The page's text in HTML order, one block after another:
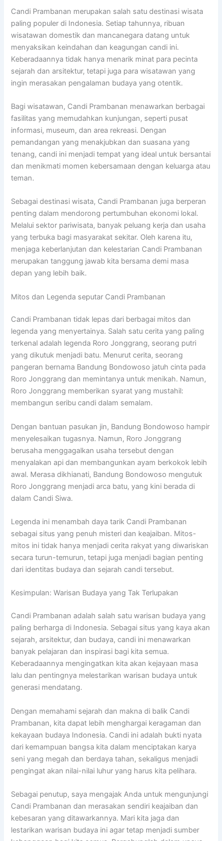
Candi Prambanan merupakan salah satu destinasi wisata
paling populer di Indonesia. Setiap tahunnya, ribuan
wisatawan domestik dan mancanegara datang untuk
menyaksikan keindahan dan keagungan candi ini.
Keberadaannya tidak hanya menarik minat para pecinta
sejarah dan arsitektur, tetapi juga para wisatawan yang
ingin merasakan pengalaman budaya yang otentik.
Bagi wisatawan, Candi Prambanan menawarkan berbagai
fasilitas yang memudahkan kunjungan, seperti pusat
informasi, museum, dan area rekreasi. Dengan
pemandangan yang menakjubkan dan suasana yang
tenang, candi ini menjadi tempat yang ideal untuk bersantai
dan menikmati momen kebersamaan dengan keluarga atau
teman.
Sebagai destinasi wisata, Candi Prambanan juga berperan
penting dalam mendorong pertumbuhan ekonomi lokal.
Melalui sektor pariwisata, banyak peluang kerja dan usaha
yang terbuka bagi masyarakat sekitar. Oleh karena itu,
menjaga keberlanjutan dan kelestarian Candi Prambanan
merupakan tanggung jawab kita bersama demi masa
depan yang lebih baik.
Mitos dan Legenda seputar Candi Prambanan
Candi Prambanan tidak lepas dari berbagai mitos dan
legenda yang menyertainya. Salah satu cerita yang paling
terkenal adalah legenda Roro Jonggrang, seorang putri
yang dikutuk menjadi batu. Menurut cerita, seorang
pangeran bernama Bandung Bondowoso jatuh cinta pada
Roro Jonggrang dan memintanya untuk menikah. Namun,
Roro Jonggrang memberikan syarat yang mustahil:
membangun seribu candi dalam semalam.
Dengan bantuan pasukan jin, Bandung Bondowoso hampir
menyelesaikan tugasnya. Namun, Roro Jonggrang
berusaha menggagalkan usaha tersebut dengan
menyalakan api dan membangunkan ayam berkokok lebih
awal. Merasa dikhianati, Bandung Bondowoso mengutuk
Roro Jonggrang menjadi arca batu, yang kini berada di
dalam Candi Siwa.
Legenda ini menambah daya tarik Candi Prambanan
sebagai situs yang penuh misteri dan keajaiban. Mitos-
mitos ini tidak hanya menjadi cerita rakyat yang diwariskan
secara turun-temurun, tetapi juga menjadi bagian penting
dari identitas budaya dan sejarah candi tersebut.
Kesimpulan: Warisan Budaya yang Tak Terlupakan
Candi Prambanan adalah salah satu warisan budaya yang
paling berharga di Indonesia. Sebagai situs yang kaya akan
sejarah, arsitektur, dan budaya, candi ini menawarkan
banyak pelajaran dan inspirasi bagi kita semua.
Keberadaannya mengingatkan kita akan kejayaan masa
lalu dan pentingnya melestarikan warisan budaya untuk
generasi mendatang.
Dengan memahami sejarah dan makna di balik Candi
Prambanan, kita dapat lebih menghargai keragaman dan
kekayaan budaya Indonesia. Candi ini adalah bukti nyata
dari kemampuan bangsa kita dalam menciptakan karya
seni yang megah dan berdaya tahan, sekaligus menjadi
pengingat akan nilai-nilai luhur yang harus kita pelihara.
Sebagai penutup, saya mengajak Anda untuk mengunjungi
Candi Prambanan dan merasakan sendiri keajaiban dan
kebesaran yang ditawarkannya. Mari kita jaga dan
lestarikan warisan budaya ini agar tetap menjadi sumber